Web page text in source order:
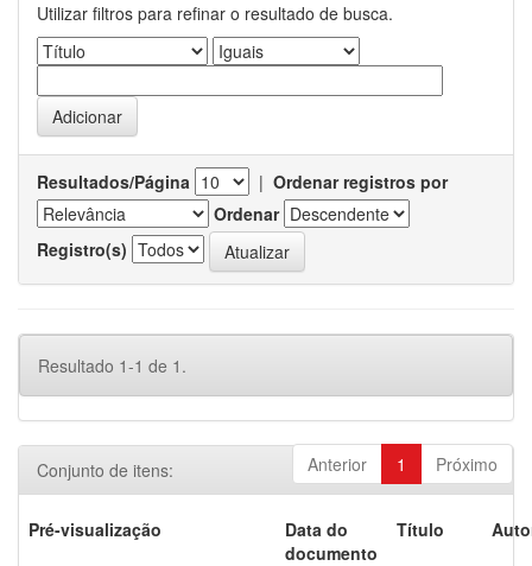
Utilizar filtros para refinar o resultado de busca.
Resultados/Página | Ordenar registros por
Ordenar
Registro(s)
Resultado 1-1 de 1.
Anterior 1 Próximo
Conjunto de itens:
Pré-visualização
Data do
documento
Título